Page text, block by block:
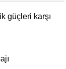
güçleri karşı